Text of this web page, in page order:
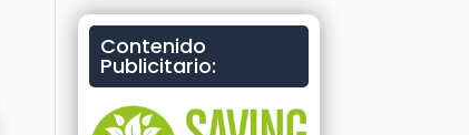
Contenido
Publicitario: